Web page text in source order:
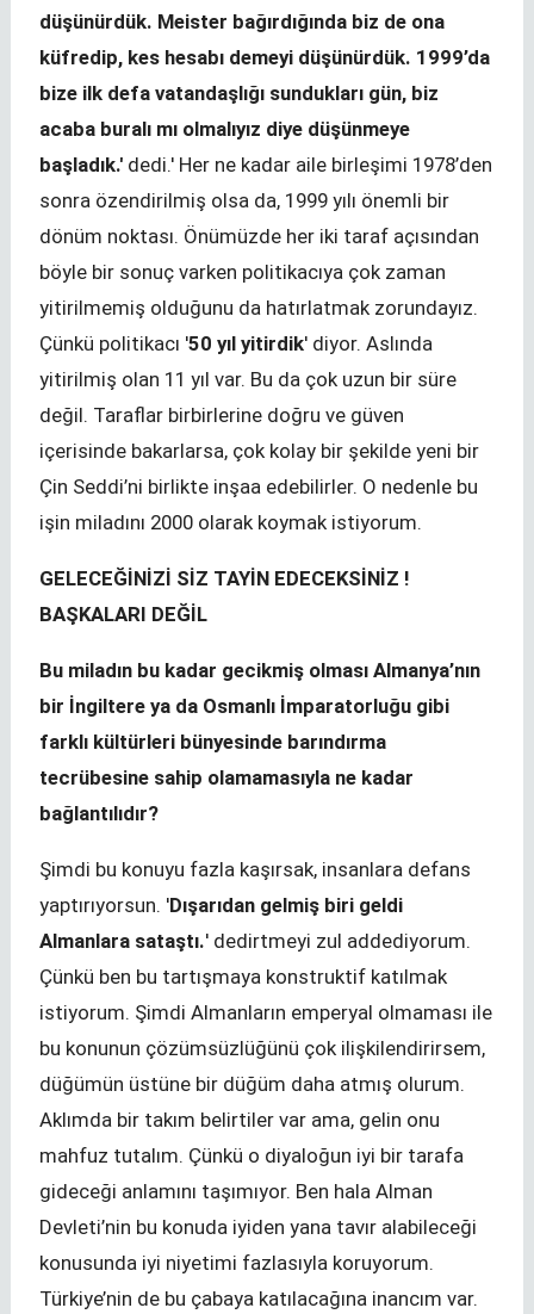
düşünürdük. Meister bağırdığında biz de ona
küfredip, kes hesabı demeyi düşünürdük. 1999’da
bize ilk defa vatandaşlığı sundukları gün, biz
acaba buralı mı olmalıyız diye düşünmeye
başladık.' dedi.' Her ne kadar aile birleşimi 1978’den
sonra özendirilmiş olsa da, 1999 yılı önemli bir
dönüm noktası. Önümüzde her iki taraf açısından
böyle bir sonuç varken politikacıya çok zaman
yitirilmemiş olduğunu da hatırlatmak zorundayız.
Çünkü politikacı '50 yıl yitirdik' diyor. Aslında
yitirilmiş olan 11 yıl var. Bu da çok uzun bir süre
değil. Taraflar birbirlerine doğru ve güven
içerisinde bakarlarsa, çok kolay bir şekilde yeni bir
Çin Seddi’ni birlikte inşaa edebilirler. O nedenle bu
işin miladını 2000 olarak koymak istiyorum.
GELECEĞİNİZİ SİZ TAYİN EDECEKSİNİZ !
BAŞKALARI DEĞİL
Bu miladın bu kadar gecikmiş olması Almanya’nın
bir İngiltere ya da Osmanlı İmparatorluğu gibi
farklı kültürleri bünyesinde barındırma
tecrübesine sahip olamamasıyla ne kadar
bağlantılıdır?
Şimdi bu konuyu fazla kaşırsak, insanlara defans
yaptırıyorsun. 'Dışarıdan gelmiş biri geldi
Almanlara sataştı.' dedirtmeyi zul addediyorum.
Çünkü ben bu tartışmaya konstruktif katılmak
istiyorum. Şimdi Almanların emperyal olmaması ile
bu konunun çözümsüzlüğünü çok ilişkilendirirsem,
düğümün üstüne bir düğüm daha atmış olurum.
Aklımda bir takım belirtiler var ama, gelin onu
mahfuz tutalım. Çünkü o diyaloğun iyi bir tarafa
gideceği anlamını taşımıyor. Ben hala Alman
Devleti’nin bu konuda iyiden yana tavır alabileceği
konusunda iyi niyetimi fazlasıyla koruyorum.
Türkiye’nin de bu çabaya katılacağına inancım var.